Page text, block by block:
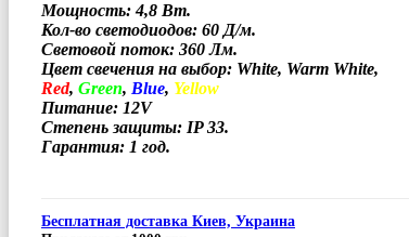
Мощность: 4,8 Вт.
Кол-во светодиодов: 60 Д/м.
Световой поток: 360 Лм.
Цвет свечения на выбор: White, Warm White,
Red, Green, Blue, Yellow
Питание: 12V
Степень защиты: IP 33.
Гарантия: 1 год.
Бесплатная доставка Киев, Украина